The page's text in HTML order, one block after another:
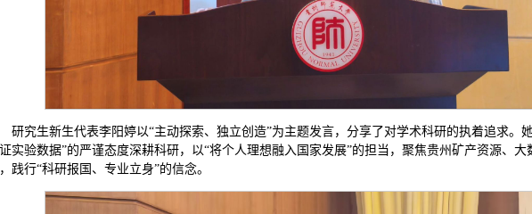
研究生新生代表李阳婷以“主动探索、独立创造”为主题发言，分享了对学术科研的执着追求。
实验数据”的严谨态度深耕科研，以“将个人理想融入国家发展”的担当，聚焦贵州矿产资源、大
践行“科研报国、专业立身”的信念。